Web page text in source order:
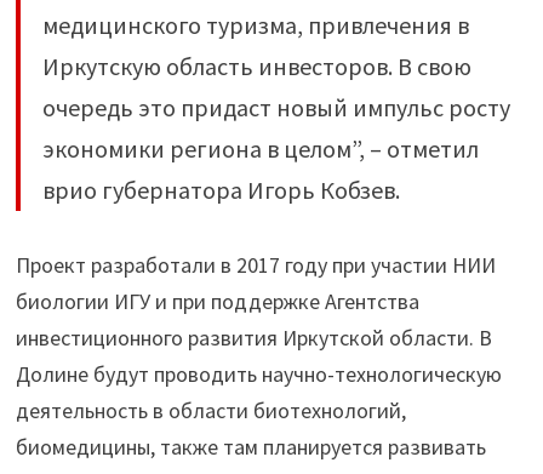
медицинского туризма, привлечения в
Иркутскую область инвесторов. В свою
очередь это придаст новый импульс росту
экономики региона в целом”, – отметил
врио губернатора Игорь Кобзев.
Проект разработали в 2017 году при участии НИИ
биологии ИГУ и при поддержке Агентства
инвестиционного развития Иркутской области. В
Долине будут проводить научно-технологическую
деятельность в области биотехнологий,
биомедицины, также там планируется развивать